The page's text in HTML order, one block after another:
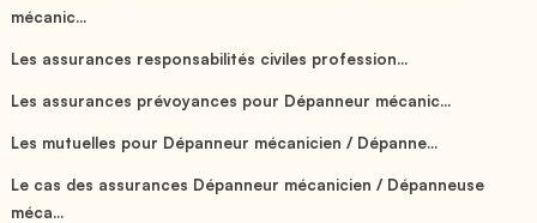
mécanic...
Les assurances responsabilités civiles profession...
Les assurances prévoyances pour Dépanneur mécanic...
Les mutuelles pour Dépanneur mécanicien / Dépanne...
Le cas des assurances Dépanneur mécanicien / Dépanneuse
méca...